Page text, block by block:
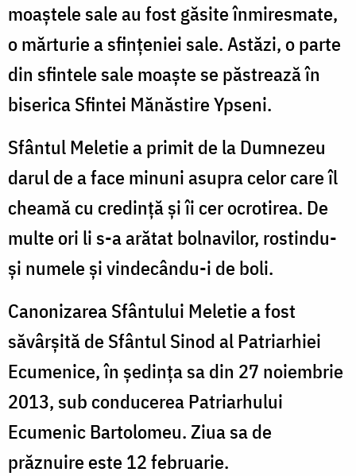
moaștele sale au fost găsite înmiresmate,
o mărturie a sfințeniei sale. Astăzi, o parte
din sfintele sale moaște se păstrează în
biserica Sfintei Mănăstire Ypseni.
Sfântul Meletie a primit de la Dumnezeu
darul de a face minuni asupra celor care îl
cheamă cu credință și îi cer ocrotirea. De
multe ori li s-a arătat bolnavilor, rostindu-
și numele și vindecându-i de boli.
Canonizarea Sfântului Meletie a fost
săvârșită de Sfântul Sinod al Patriarhiei
Ecumenice, în ședința sa din 27 noiembrie
2013, sub conducerea Patriarhului
Ecumenic Bartolomeu. Ziua sa de
prăznuire este 12 februarie.